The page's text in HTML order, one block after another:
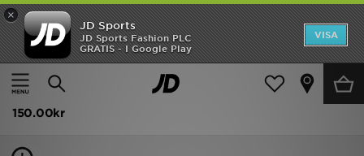
×
JD Sports
JD Sports Fashion PLC
GRATIS - I Google Play
VISA
Hem
Dam Damaccessoarer Strumpor
adidas Originals 3-Pack Strumpor
150.00kr
Hem
REA